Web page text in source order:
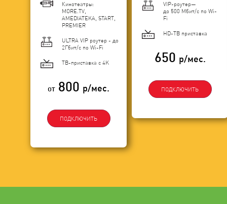
Кинотеатры:
MORE.TV,
AMEDIATEKA, START,
PREMIER
ULTRA VIP роутер - до
2Гбит/c по Wi-Fi
ТВ-приставка с 4K
от 800 р/мес.
ПОДКЛЮЧИТЬ
VIP-роутер—
до 500 Мбит/с по Wi-
Fi
HD-ТВ приставка
650 р/мес.
ПОДКЛЮЧИТЬ